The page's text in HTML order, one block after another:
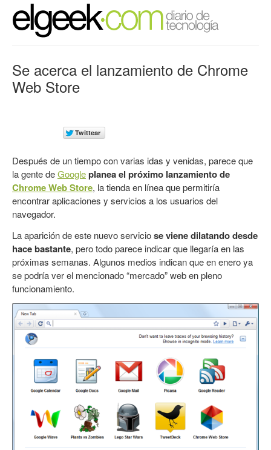
Se acerca el lanzamiento de Chrome
Web Store
Después de un tiempo con varias idas y venidas, parece que
la gente deGoogleplanea el próximo lanzamiento de
Chrome Web Store, la tienda en línea que permitiría
encontrar aplicaciones y servicios a los usuarios del
navegador.
La aparición de este nuevo serviciose viene dilatando desde
hace bastante, pero todo parece indicar que llegaría en las
próximas semanas. Algunos medios indican que en enero ya
se podría ver el mencionado “mercado” web en pleno
funcionamiento.